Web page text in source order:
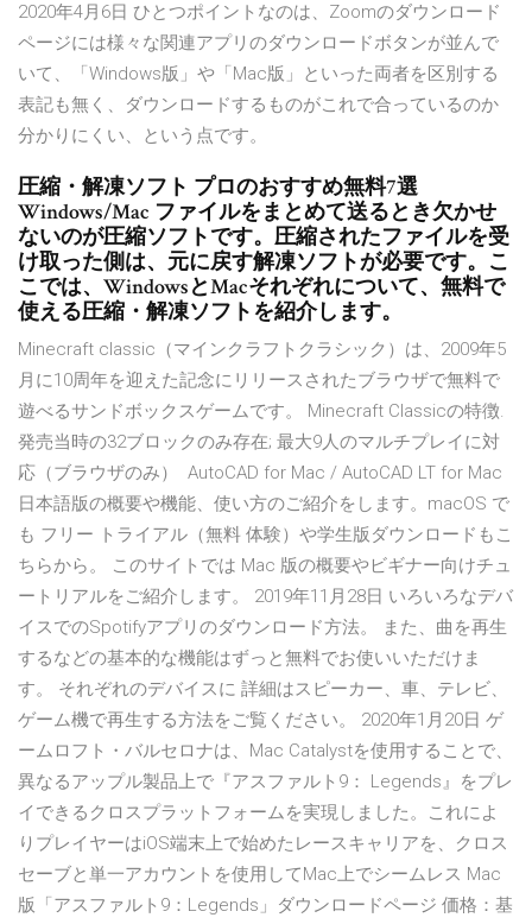
2020年4月6日 ひとつポイントなのは、Zoomのダウンロード
ページには様々な関連アプリのダウンロードボタンが並んで
いて、「Windows版」や「Mac版」といった両者を区別する
表記も無く、ダウンロードするものがこれで合っているのか
分かりにくい、という点です。
圧縮・解凍ソフト プロのおすすめ無料7選
Windows/Mac ファイルをまとめて送るとき欠かせ
ないのが圧縮ソフトです。圧縮されたファイルを受
け取った側は、元に戻す解凍ソフトが必要です。こ
こでは、WindowsとMacそれぞれについて、無料で
使える圧縮・解凍ソフトを紹介します。
Minecraft classic（マインクラフトクラシック）は、2009年5
月に10周年を迎えた記念にリリースされたブラウザで無料で
遊べるサンドボックスゲームです。 Minecraft Classicの特徴.
発売当時の32ブロックのみ存在; 最大9人のマルチプレイに対
応（ブラウザのみ） AutoCAD for Mac / AutoCAD LT for Mac
日本語版の概要や機能、使い方のご紹介をします。macOS で
も フリー トライアル（無料 体験）や学生版ダウンロードもこ
ちらから。 このサイトでは Mac 版の概要やビギナー向けチュ
ートリアルをご紹介します。 2019年11月28日 いろいろなデバ
イスでのSpotifyアプリのダウンロード方法。 また、曲を再生
するなどの基本的な機能はずっと無料でお使いいただけま
す。 それぞれのデバイスに 詳細はスピーカー、車、テレビ、
ゲーム機で再生する方法をご覧ください。 2020年1月20日 ゲ
ームロフト・バルセロナは、Mac Catalystを使用することで、
異なるアップル製品上で『アスファルト9： Legends』をプレ
イできるクロスプラットフォームを実現しました。これによ
りプレイヤーはiOS端末上で始めたレースキャリアを、クロス
セーブと単一アカウントを使用してMac上でシームレス Mac
版「アスファルト9：Legends」ダウンロードページ 価格：基